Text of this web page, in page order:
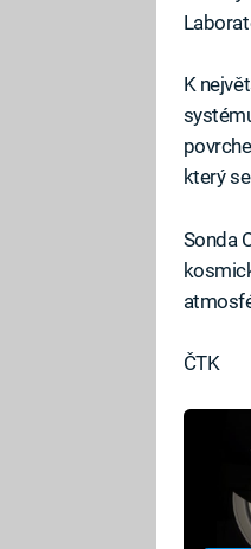
K
který
Sonda
ČTK